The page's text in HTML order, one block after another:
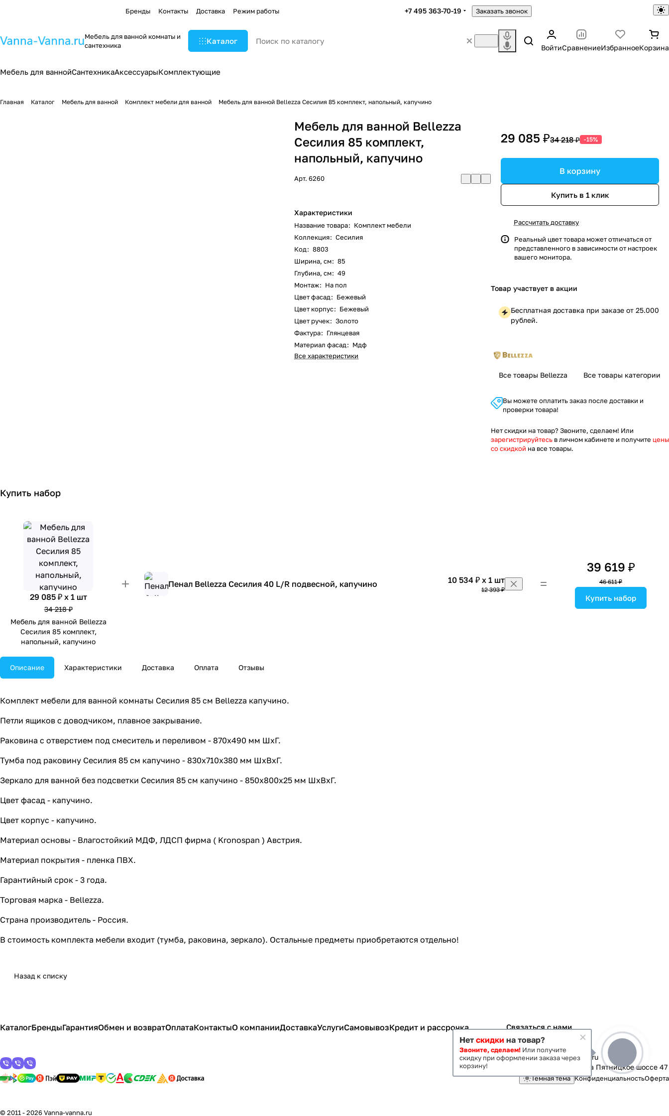
Бренды Контакты Доставка Режим работы +7 495 363-70-19 Заказать звонок
Мебель для ванной комнаты и
сантехника
Каталог
ВойтиСравнениеИзбранноеКорзина
Мебель для ваннойСантехникаАксессуарыКомплектующие
Главная Каталог Мебель для ванной Комплект мебели для ванной Мебель для ванной Bellezza Сесилия 85 комплект, напольный, капучино
Мебель для ванной Bellezza
Сесилия 85 комплект,
напольный, капучино
Арт.6260
Характеристики
Название товара: Комплект мебели
Коллекция: Сесилия
Код: 8803
Ширина, см: 85
Глубина, см: 49
Монтаж: На пол
Цвет фасад: Бежевый
Цвет корпус: Бежевый
Цвет ручек: Золото
Фактура: Глянцевая
Материал фасад: Мдф
Все характеристики
29 085 ₽34 218 ₽ -15%
В корзину
Купить в 1 клик
Рассчитать доставку
Реальный цвет товара может отличаться от
представленного в зависимости от настроек
вашего монитора.
Товар участвует в акции
Бесплатная доставка при заказе от 25.000
рублей.
Все товары Bellezza Все товары категории
Вы можете оплатить заказ после доставки и
проверки товара!
Нет скидки на товар? Звоните, сделаем! Или
зарегистрируйтесь в личном кабинете и получите цены
со скидкой на все товары.
Купить набор
29 085 ₽ x 1 шт
34 218 ₽
Мебель для ванной Bellezza
Сесилия 85 комплект,
напольный, капучино
Пенал Bellezza Сесилия 40 L/R подвесной, капучино 10 534 ₽ x 1 шт
12 393 ₽
39 619 ₽
46 611 ₽
Купить набор
Описание Характеристики Доставка Оплата Отзывы
Комплект мебели для ванной комнаты Сесилия 85 см Bellezza капучино.
Петли ящиков с доводчиком, плавное закрывание.
Раковина с отверстием под смеситель и переливом - 870х490 мм ШхГ.
Тумба под раковину Сесилия 85 см капучино - 830х710х380 мм ШхВхГ.
Зеркало для ванной без подсветки Сесилия 85 см капучино - 850х800х25 мм ШхВхГ.
Цвет фасад - капучино.
Цвет корпус - капучино.
Материал основы - Влагостойкий МДФ, ЛДСП фирма ( Kronospan ) Австрия.
Материал покрытия - пленка ПВХ.
Гарантийный срок - 3 года.
Торговая марка - Bellezza.
Страна производитель - Россия.
В стоимость комплекта мебели входит (тумба, раковина, зеркало). Остальные предметы приобретаются отдельно!
Назад к списку
КаталогБрендыГарантияОбмен и возвратОплатаКонтактыО компанииДоставкаУслугиСамовывозКредит и рассрочка Связаться с нами
+7 495 363-70-19
magazin-vanna@yandex.ru
г. Москва, Митино, улица Пятницкое шоссе 47
Темная тема КонфиденциальностьОферта
© 2011 - 2026 Vanna-vanna.ru
Нет скидки на товар?
Звоните, сделаем! Или получите
скидку при оформлении заказа через
корзину!